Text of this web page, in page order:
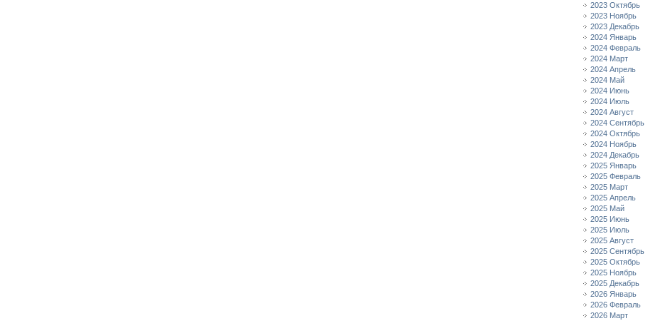
2023 Октябрь
2023 Ноябрь
2023 Декабрь
2024 Январь
2024 Февраль
2024 Март
2024 Апрель
2024 Май
2024 Июнь
2024 Июль
2024 Август
2024 Сентябрь
2024 Октябрь
2024 Ноябрь
2024 Декабрь
2025 Январь
2025 Февраль
2025 Март
2025 Апрель
2025 Май
2025 Июнь
2025 Июль
2025 Август
2025 Сентябрь
2025 Октябрь
2025 Ноябрь
2025 Декабрь
2026 Январь
2026 Февраль
2026 Март